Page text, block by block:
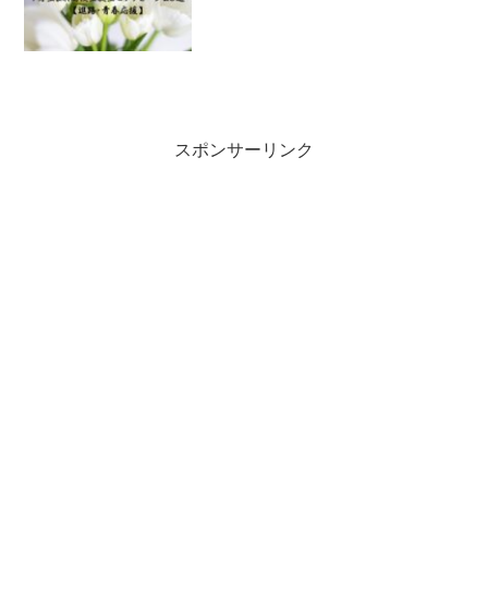
スポンサーリンク